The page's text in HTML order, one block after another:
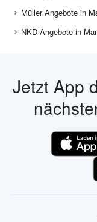
Müller Angebote in
NKD Angebote in
Jetzt App